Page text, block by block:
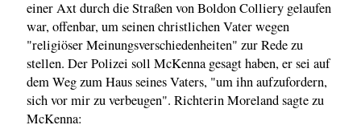
einer Axt durch die Straßen von Boldon Colliery gelaufen
war, offenbar, um seinen christlichen Vater wegen
"religiöser Meinungsverschiedenheiten" zur Rede zu
stellen. Der Polizei soll McKenna gesagt haben, er sei auf
dem Weg zum Haus seines Vaters, "um ihn aufzufordern,
sich vor mir zu verbeugen". Richterin Moreland sagte zu
McKenna: